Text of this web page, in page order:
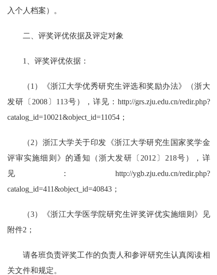
入个人档案）。
二、评奖评优依据及评定对象
1 、评奖评优依据：
（1 ）《浙江大学优秀研究生评选和奖励办法》（浙大
发研〔 2008〕 113号），详见： http://grs.zju.edu.cn/redir.php?
catalog_id=10021&object_id=11054；
（2）浙江大学关于印发《浙江大学研究生国家奖学金
评审实施细则》的通知（浙大发研〔 2012 〕 218号），详
见： http://ygb.zju.edu.cn/redir.php?
catalog_id=411&object_id=40843；
（3）《浙江大学医学院研究生评奖评优实施细则》见
附件2 ；
请各班负责评奖工作的负责人和参评研究生认真阅读相
关文件和规定。